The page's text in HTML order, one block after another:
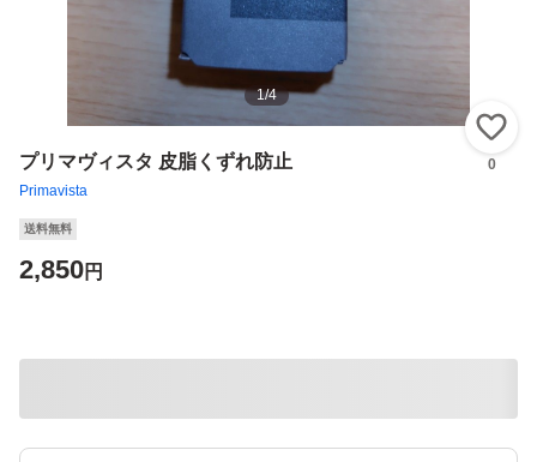
1/4
プリマヴィスタ 皮脂くずれ防止
Primavista
0
送料無料
2,850円